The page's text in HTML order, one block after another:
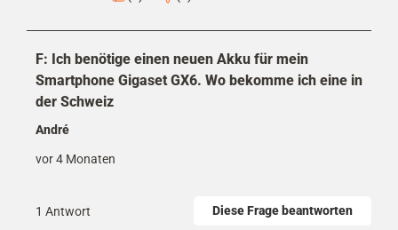
F: Ich benötige einen neuen Akku für mein
Smartphone Gigaset GX6. Wo bekomme ich eine in
der Schweiz
André
vor 4 Monaten
1 Antwort Diese Frage beantworten